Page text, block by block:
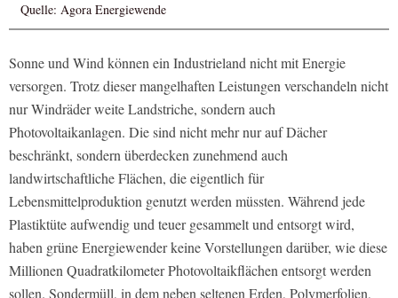
Quelle: Agora Energiewende
Sonne und Wind können ein Industrieland nicht mit Energie
versorgen. Trotz dieser mangelhaften Leistungen verschandeln nicht
nur Windräder weite Landstriche, sondern auch
Photovoltaikanlagen. Die sind nicht mehr nur auf Dächer
beschränkt, sondern überdecken zunehmend auch
landwirtschaftliche Flächen, die eigentlich für
Lebensmittelproduktion genutzt werden müssten. Während jede
Plastiktüte aufwendig und teuer gesammelt und entsorgt wird,
haben grüne Energiewender keine Vorstellungen darüber, wie diese
Millionen Quadratkilometer Photovoltaikflächen entsorgt werden
sollen. Sondermüll, in dem neben seltenen Erden, Polymerfolien,